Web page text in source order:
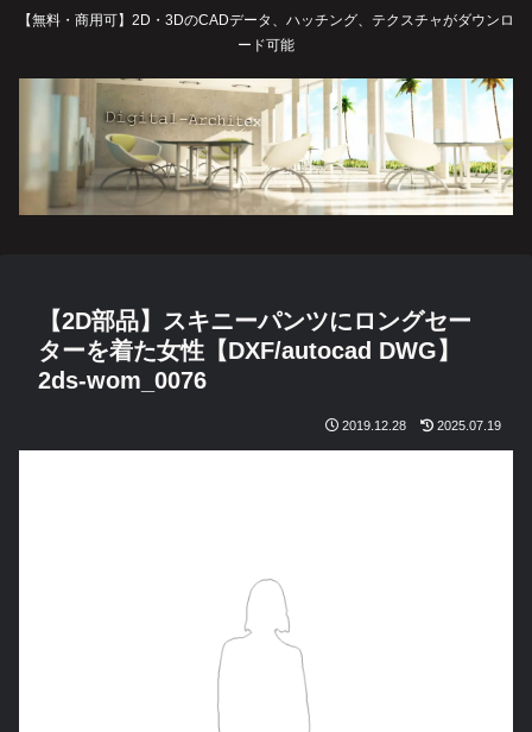
【無料・商用可】2D・3DのCADデータ、ハッチング、テクスチャがダウンロ
ード可能
【2D部品】スキニーパンツにロングセー
ターを着た女性【DXF/autocad DWG】
2ds-wom_0076
2019.12.28 2025.07.19